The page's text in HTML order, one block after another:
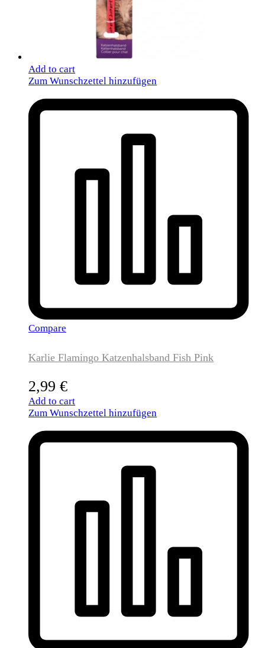
Add to cart
Zum Wunschzettel hinzufügen
Compare
Karlie Flamingo Katzenhalsband Fish Pink
2,99 €
Add to cart
Zum Wunschzettel hinzufügen